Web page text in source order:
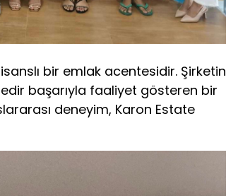
bir emlak acentesidir. Şirketin
başarıyla faaliyet gösteren bir
deneyim, Karon Estate